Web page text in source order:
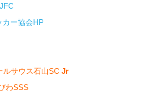
カー協会HP
ルサウス石山SC Jr
わSSS